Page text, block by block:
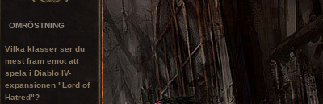
OMRÖSTNING
Vilka klasser ser du
mest fram emot att
spela i Diablo IV-
expansionen "Lord of
Hatred"?